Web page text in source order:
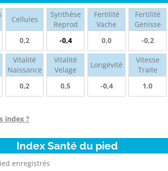
Cellules
0,2
Synthèse
Reprod
-0,4
Fertilité
Vache
0,0
Fertilité
Genisse
-0,2
Vitalité
Naissance
0,2
Vitalité
Velage
0,5
Longévité
-0,4
Vitesse
Traite
1.0
index ?
Index Santé du pied
enregistrés